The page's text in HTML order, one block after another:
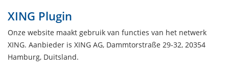
XING Plugin
Onze website maakt gebruik van functies van het netwerk
XING. Aanbieder is XING AG, Dammtorstraße 29-32, 20354
Hamburg, Duitsland.